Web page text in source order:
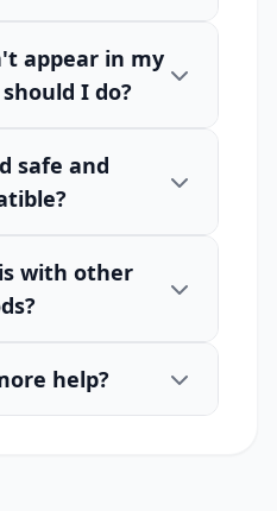
appear in my
I do?
safe and
with other
help?